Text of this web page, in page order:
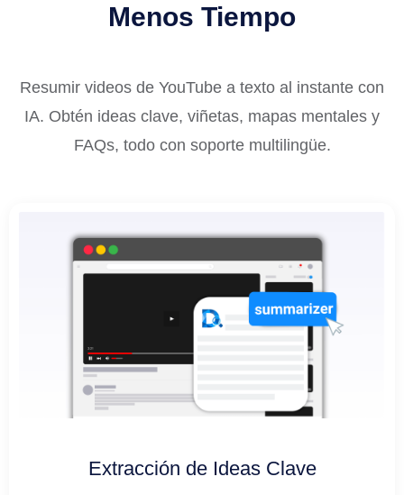
Menos Tiempo
Resumir videos de YouTube a texto al instante con
IA. Obtén ideas clave, viñetas, mapas mentales y
FAQs, todo con soporte multilingüe.
Extracción de Ideas Clave